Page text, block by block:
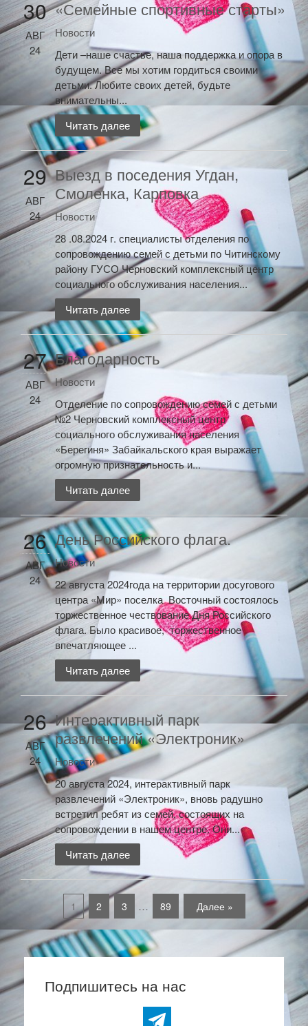
30
АВГ
24
«Семейные спортивные старты»
Новости
Дети –наше счастье, наша поддержка и опора в
будущем. Все мы хотим гордиться своими
детьми. Любите своих детей, будьте
внимательны...
Читать далее
29
АВГ
24
Выезд в поседения Угдан,
Смоленка, Карповка
Новости
28 .08.2024 г. специалисты отделения по
сопровождению семей с детьми по Читинскому
району ГУСО Черновский комплексный центр
социального обслуживания населения...
Читать далее
27
АВГ
24
Благодарность
Новости
Отделение по сопровождению семей с детьми
№2 Черновский комплексный центр
социального обслуживания населения
«Берегиня» Забайкальского края выражает
огромную признательность и...
Читать далее
26
АВГ
24
День Российского флага.
Новости
22 августа 2024года на территории досугового
центра «Мир» поселка Восточный состоялось
торжественное чествование Дня Российского
флага. Было красивое, торжественное
впечатляющее ...
Читать далее
26
АВГ
24
Интерактивный парк
развлечений «Электроник»
Новости
20 августа 2024, интерактивный парк
развлечений «Электроник», вновь радушно
встретил ребят из семей, состоящих на
сопровождении в нашем центре. Они...
Читать далее
1 2 3 … 89 Далее »
Подпишитесь на нас
telegram